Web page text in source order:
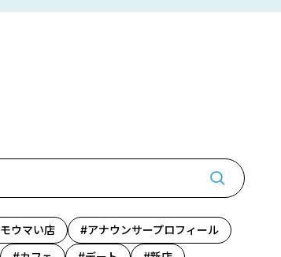
ウマい店
アナウンサープロフィール